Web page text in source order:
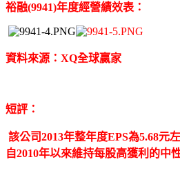
裕融(9941)年度經營績效表：
資料來源：XQ全球贏家
短評：
該公司2013年整年度EPS為5.68元
自2010年以來維持每股高獲利的中